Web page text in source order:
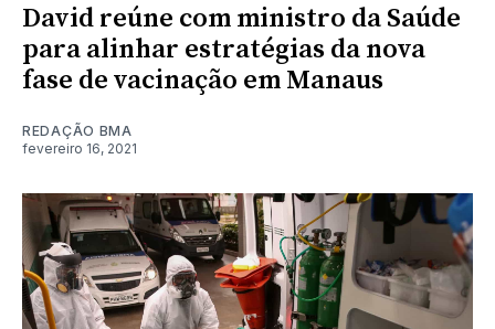
David reúne com ministro da Saúde
para alinhar estratégias da nova
fase de vacinação em Manaus
REDAÇÃO BMA
fevereiro 16, 2021